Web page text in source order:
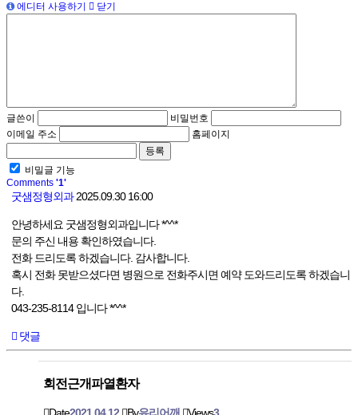
에디터 사용하기
닫기
글쓴이
비밀번호
이메일 주소
홈페이지
비밀글 기능
Comments '1'
굿샘정형외과2025.09.30 16:00
안녕하세요 굿샘정형외과입니다 *^^*
문의 주신 내용 확인하였습니다.
전화 드리도록 하겠습니다. 감사합니다.
혹시 전화 못받으셨다면 병원으로 전화주시면 예약 도와드리도록 하겠습니
다.
043-235-8114 입니다 *^^*
댓글
회전근개파열환자